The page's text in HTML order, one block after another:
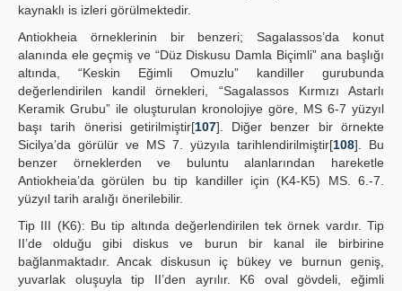
kaynaklı is izleri görülmektedir.
Antiokheia örneklerinin bir benzeri; Sagalassos’da konut
alanında ele geçmiş ve “Düz Diskusu Damla Biçimli” ana başlığı
altında, “Keskin Eğimli Omuzlu” kandiller gurubunda
değerlendirilen kandil örnekleri, “Sagalassos Kırmızı Astarlı
Keramik Grubu” ile oluşturulan kronolojiye göre, MS 6-7 yüzyıl
başı tarih önerisi getirilmiştir[107]. Diğer benzer bir örnekte
Sicilya’da görülür ve MS 7. yüzyıla tarihlendirilmiştir[108]. Bu
benzer örneklerden ve buluntu alanlarından hareketle
Antiokheia’da görülen bu tip kandiller için (K4-K5) MS. 6.-7.
yüzyıl tarih aralığı önerilebilir.
Tip III (K6): Bu tip altında değerlendirilen tek örnek vardır. Tip
II’de olduğu gibi diskus ve burun bir kanal ile birbirine
bağlanmaktadır. Ancak diskusun iç bükey ve burnun geniş,
yuvarlak oluşuyla tip II’den ayrılır. K6 oval gövdeli, eğimli